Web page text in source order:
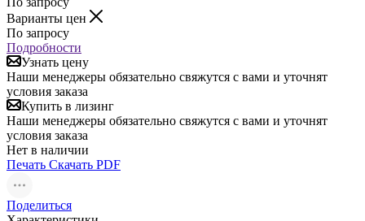
Варианты цен
По запросу
Подробности
Узнать цену
Наши менеджеры обязательно свяжутся с вами и уточнят
условия заказа
Купить в лизинг
Наши менеджеры обязательно свяжутся с вами и уточнят
условия заказа
Нет в наличии
Печать Скачать PDF
Поделиться